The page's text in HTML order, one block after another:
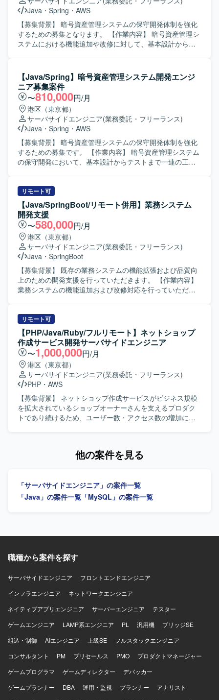
テックリードやアプリケーションアーキテクト候補とし
て、チーム内で実装レビューや技術フォローが行える方を
求めております。技術課題解決や高難易度の技術タスクを
主体的に進めつつ、決断に至る経緯や結果をメンバーと共
有しながら、一緒に対応していける方を想定しておりま
いと考えております。 【ポジションの魅力】 モダンな技術
スタックを活用しながら、大規模な社内通販業務システム
の刷新・追加開発に上流から関わることができます。レガ
シー環境からモダン環境への移行プロジェクトに関わるこ
とで、アプリケーションアーキテクチャ設計や技術選定の
経験を積むことができます。テックリードとしてチームを
牽引しつつ、技術面での意思決定や改善活動をリードでき
るポジションです。 【開発環境】 Java17、SpringBoot3な
どのモダン技術スタックを中心に、DockerやAWS ECS等の
コンテナ・クラウド技術を活用した開発を行っておりま
ており、段階的な移行を進めながら開発を行っておりま
す。コミュニケーションおよび情報共有にはSlack、
Confluence、Jira、Miro、GitHub等のツールを利用してお
ります。
Java ・ Spring ・ AWS
【募集背景】 暗号資産管理システムの保守開発体制を強化
するための募集となります。 【作業内容】 暗号資産管理シ
ステムにおける機能追加や改修に対して、基本設計からテ
合テストの実施および不具合対応などを行っていただきま
す。 【求める人物像】 既存システムの仕様を自らキャッチ
アップし、主体的に課題解決へ取り組める方を求めていま
す。関係者と円滑にコミュニケーションを取りながら、品
質と生産性の両立を意識して開発を進められる方が望まし
いです。 【ポジションの魅力】 暗号資産領域における金融
システムの開発を通じて、ドメイン知識と技術スキルの両
面を高めることができます。バックエンドからフロントエ
ンドまで幅広い技術に携わることができ、中長期的なキャ
リア形成にもつながるポジションです。 【開発環境】
【Java/Spring】暗号資産管理システム開発エンジ
ニア募集案件
〜810,000円/月
港区（東京都）
サーバサイドエンジニア(業務委託・フリーランス)
Java ・ Spring ・ AWS
【募集背景】 暗号資産管理システムの保守開発体制を強化
するための募集です。 【作業内容】 暗号資産管理システム
の保守開発において、基本設計からテストまで一連の工程
ていただきます。 【求める人物像】 前向きに業務へ取り組
み、キャッチアップや技術向上に積極的な方を求めていま
す。関係者と円滑にコミュニケーションを取りながら、自
律的に動ける方が望ましいです。 【ポジションの魅力】 金
融業界向け暗号資産管理システムの開発に携わることで、
セキュリティや高信頼性が求められる領域での開発経験を
積むことができます。Javaを中心としたバックエンドから
フロントエンドまで幅広い技術スタックに触れられます。
【開発環境】 Java、Spring、Javascript、JSP、React.js、
git、AWS 等を利用した環境です。
リモート可
【Java/SpringBoot/リモート併用】業務システム
開発支援
〜580,000円/月
港区（東京都）
サーバサイドエンジニア(業務委託・フリーランス)
Java ・ SpringBoot
【募集背景】 既存の業務システムの機能拡張および品質向
上のための開発支援を行っていただきます。 【作業内容】
業務システムの機能追加および改修対応を行っていただき
ただきます。各種レビューやドキュメント作成も対応して
いただきます。 【求める人物像】 開発経験が豊富で周囲と
円滑にコミュニケーションを取りながら主体的に動いてい
ただける方を求めています。既存システムの仕様を理解し
ながら改善提案を行っていただける方が望ましいです。
【ポジションの魅力】 基本設計からテストまで一貫して担
当できるため、上流から下流まで幅広い工程の経験を積む
ことができます。既存システムの機能追加や改善を通じて
業務知識と技術力の両面を高めていただけます。 【開発環
境】 Java、Spring Boot、SQL、AWS、Gitなどを用いた
Webシステム開発環境になります。
リモート可
【PHP/Java/Ruby/フルリモート】ネットショップ
作成サービス開発サーバサイドエンジニア
〜1,000,000円/月
港区（東京都）
サーバサイドエンジニア(業務委託・フリーランス)
PHP ・ AWS
【募集背景】 ネットショップ作成サービスがビジネス規模
を拡大されているショップオーナーさんを支えるプロダク
トであり続けるため、ユーザー数・アクセス数の増加に対
発プロジェクトにおけるアプリケーション開発をご担当い
中心に、興味やご経験に応じてフロントエンド開発もお任
せいたします。ユーザーからのフィードバックに基づく改
る人物像】 ユーザーのためにこだわりを貫けるマインドを
方を求めております。サービスのミッションに共感し、プ
ロダクト成長のために淡々と課題解決を実行していける
方、インターネットやWebサービスへの強い興味・関心を
お持ちの方、オーナーシップを持って課題に取り組み自ら
プロダクトを良くしていくために動ける方を歓迎いたしま
きる方、ショップの成長や成功、メンバーの成長や成功も
喜べる方にご活躍いただけるポジションです。 【ポジショ
発に携わりながら、トラフィック増加や多様なニーズへの
対応といったスケールや複雑性の高い課題に取り組むこと
ができます。既存コードの改善と新機能開発を両立しつ
つ、最新の技術トレンドを意識した開発を行うことで、サ
です。少人数チームで裁量を持ち、サービス性を維持しな
他の案件を見る
「サーバサイドエンジニア」の案件一覧
「Java」の案件一覧 「MySQL」の案件一覧
職種から案件を探す
サーバサイドエンジニア
フロントエンドエンジニア
インフラエンジニア
ネットワークエンジニア
ネイティブアプリエンジニア
サーバーエンジニア
テスター
ゲームエンジニア
LAMP系エンジニア PL 汎用機
ブリッジSE
組込・制御
AIエンジニア 上級SE
フルスタックエンジニア
コンサルタント
PM プリセールス PMO
プロダクトマネージャー
ゲームプログラマ
ゲームディレクター
デバッカー
ゲームプランナー
DBA 運用・監視 プランナー
アナリスト